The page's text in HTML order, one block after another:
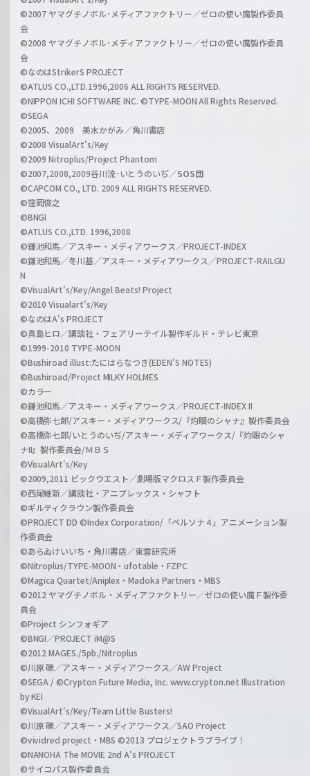
z
i
l
h
a
n
l
©2007 ヤマグチノボル･メディアファクトリー／ゼロの使い魔製作委員
会
©2008 ヤマグチノボル･メディアファクトリー／ゼロの使い魔製作委員
会
©なのはStrikerS PROJECT
©ATLUS CO.,LTD.1996,2006 ALL RIGHTS RESERVED.
©NIPPON ICHI SOFTWARE INC. ©TYPE-MOON All Rights Reserved.
©SEGA
©2005、2009 美水かがみ／角川書店
©2008 VisualArt's/Key
©2009 Nitroplus/Project Phantom
©2007,2008,2009谷川流･いとうのいぢ／SOS団
©CAPCOM CO., LTD. 2009 ALL RIGHTS RESERVED.
©窪岡俊之
©BNGI
©ATLUS CO.,LTD. 1996,2008
©鎌池和馬／アスキー・メディアワークス／PROJECT-INDEX
©鎌池和馬／冬川基／アスキー・メディアワークス／PROJECT-RAILGU
N
©VisualArt's/Key/Angel Beats! Project
©2010 Visualart's/Key
©なのはA's PROJECT
©真島ヒロ／講談社・フェアリーテイル製作ギルド・テレビ東京
©1999-2010 TYPE-MOON
©Bushiroad illust:たにはらなつき(EDEN'S NOTES)
©Bushiroad/Project MILKY HOLMES
©カラー
©鎌池和馬／アスキー・メディアワークス／PROJECT-INDEX II
©高橋弥七郎/アスキー・メディアワークス/『灼眼のシャナ』製作委員会
©高橋弥七郎/いとうのいぢ/アスキー・メディアワークス/『灼眼のシャ
ナII』製作委員会/ＭＢＳ
©VisualArt's/Key
©2009,2011 ビックウエスト／劇場版マクロスＦ製作委員会
©西尾維新／講談社・アニプレックス・シャフト
©ギルティクラウン製作委員会
©PROJECT DD ©Index Corporation/「ペルソナ４」アニメーション製
作委員会
©あらゐけいいち・角川書店／東雲研究所
©Nitroplus/TYPE-MOON・ufotable・FZPC
©Magica Quartet/Aniplex・Madoka Partners・MBS
©2012 ヤマグチノボル・メディアファクトリー／ゼロの使い魔Ｆ製作委
員会
©Project シンフォギア
©BNGI／PROJECT iM@S
©2012 MAGES./5pb./Nitroplus
©川原 礫／アスキー・メディアワークス／AW Project
©SEGA / ©Crypton Future Media, Inc. www.crypton.net Illustration
by KEI
©VisualArt's/Key/Team Little Busters!
©川原 礫／アスキー・メディアワークス／SAO Project
©vividred project・MBS ©2013 プロジェクトラブライブ！
©NANOHA The MOVIE 2nd A's PROJECT
©サイコパス製作委員会